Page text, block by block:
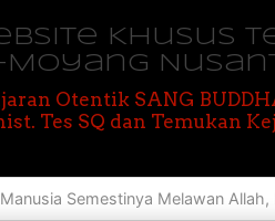
Khusus
Otentik SANG
Tes SQ dan Temukan
Semestinya Melawan